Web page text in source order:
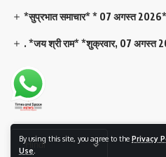
By using this site, you agree to the Privacy
Use
*सुप्रभात समाचार* * 07 अगस्त 2026*
. *जय श्री राम* *शुक्रवार, 07 अगस्त
© 2023 Timesandspace. All Rights